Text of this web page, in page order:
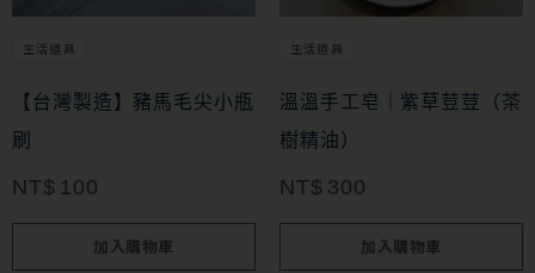
生活道具
【台灣製造】豬馬毛尖小瓶
刷
NT$ 100
加入購物車
生活道具
溫溫手工皂｜紫草荳荳（茶
樹精油）
NT$ 300
加入購物車